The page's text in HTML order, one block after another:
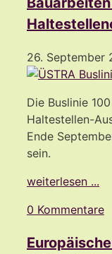
26. September
Die Buslinie
Haltestellen-
Ende
sein.
weiterlesen ...
0 Kommentare